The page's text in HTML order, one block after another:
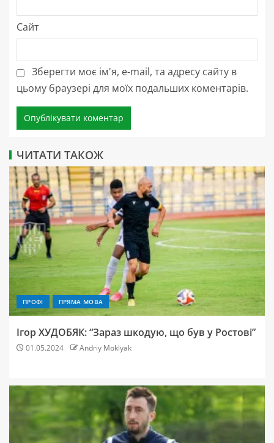
Сайт
Зберегти моє ім'я, e-mail, та адресу сайту в
цьому браузері для моїх подальших коментарів.
ЧИТАТИ ТАКОЖ
ПРОФІ ПРЯМА МОВА
Ігор ХУДОБЯК: “Зараз шкодую, що був у Ростові”
01.05.2024 Andriy Moklyak